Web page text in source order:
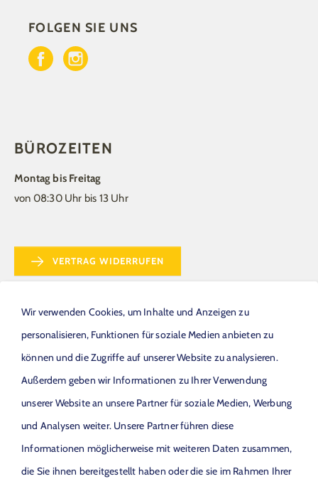
FOLGEN SIE UNS
BÜROZEITEN
Montag bis Freitag
von 08:30 Uhr bis 13 Uhr
VERTRAG WIDERRUFEN
ANFAHRT
Möchten Sie vonOpenStreetMap (OpenStreetMap
Foundation)bereitgestellte externe Inhalte laden?
Wir verwenden Cookies, um Inhalte und Anzeigen zu
personalisieren, Funktionen für soziale Medien anbieten zu
können und die Zugriffe auf unserer Website zu analysieren.
Außerdem geben wir Informationen zu Ihrer Verwendung
unserer Website an unsere Partner für soziale Medien, Werbung
und Analysen weiter. Unsere Partner führen diese
Informationen möglicherweise mit weiteren Daten zusammen,
die Sie ihnen bereitgestellt haben oder die sie im Rahmen Ihrer